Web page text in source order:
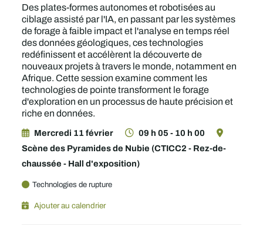
Des plates-formes autonomes et robotisées au
ciblage assisté par l'IA, en passant par les systèmes
de forage à faible impact et l'analyse en temps réel
des données géologiques, ces technologies
redéfinissent et accélèrent la découverte de
nouveaux projets à travers le monde, notamment en
Afrique. Cette session examine comment les
technologies de pointe transforment le forage
d'exploration en un processus de haute précision et
riche en données.
Mercredi 11 février
09 h 05 - 10 h 00
Scène des Pyramides de Nubie (CTICC2 - Rez-de-
chaussée - Hall d'exposition)
Technologies de rupture
Ajouter au calendrier